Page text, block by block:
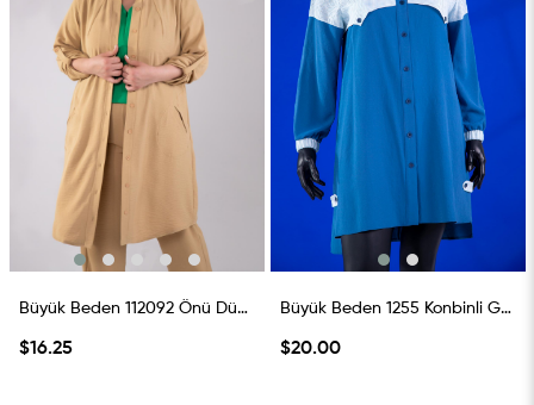
Büyük Beden 112092 Önü Düğmeli Cepli Kap Vizon
$16.25
Büyük Beden 1255 Konbinli Gömlek İndigo
$20.00